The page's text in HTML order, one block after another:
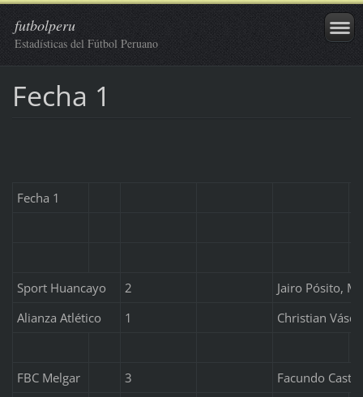
futbolperu
Estadísticas del Fútbol Peruano
Fecha 1
Fecha 1
Sport Huancayo 2
Jairo Pósito,
Alianza Atlético
1 Christian
FBC Melgar 3
Facundo